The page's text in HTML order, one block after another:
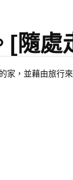
隨處
，並藉由旅行來